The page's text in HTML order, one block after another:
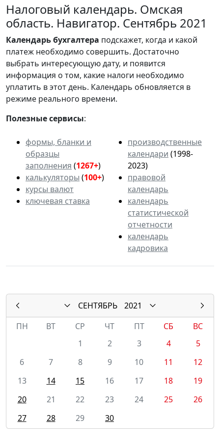
Налоговый календарь. Омская
область. Навигатор. Сентябрь 2021
Календарьбухгалтера подскажет, когда и какой
платеж необходимо совершить. Достаточно
выбрать интересующую дату, и появится
информация о том, какие налоги необходимо
уплатить в этот день. Календарь обновляется в
режиме реального времени.
Полезные сервисы:
формы, бланки и
образцы
заполнения (1267+)
калькуляторы (100+)
курсы валют
ключевая ставка
производственные
календари (1998-
2023)
правовой
календарь
календарь
статистической
отчетности
календарь
кадровика
СЕНТЯБРЬ
2021
ПН
ВТ СР ЧТ ПТ СБ
ВС
1
2 3 4
5
6
7 8 9 10 11
12
13
14 15 16 17 18
19
20
21 22 23 24 25
26
27
28 29 30